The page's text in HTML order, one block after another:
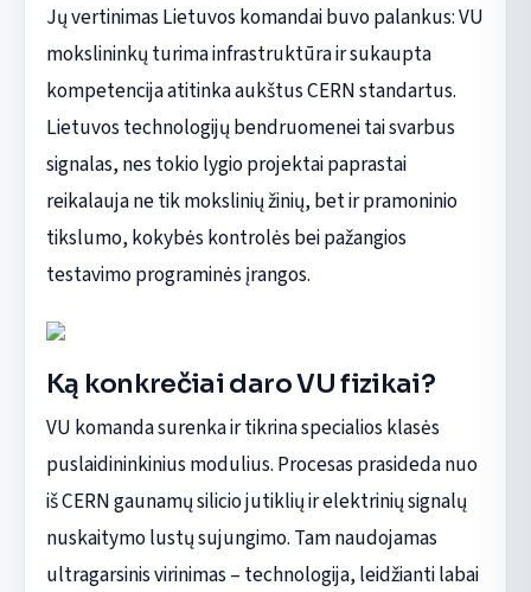
Jų vertinimas Lietuvos komandai buvo palankus: VU
mokslininkų turima infrastruktūra ir sukaupta
kompetencija atitinka aukštus CERN standartus.
Lietuvos technologijų bendruomenei tai svarbus
signalas, nes tokio lygio projektai paprastai
reikalauja ne tik mokslinių žinių, bet ir pramoninio
tikslumo, kokybės kontrolės bei pažangios
testavimo programinės įrangos.
Ką konkrečiai daro VU fizikai?
VU komanda surenka ir tikrina specialios klasės
puslaidininkinius modulius. Procesas prasideda nuo
iš CERN gaunamų silicio jutiklių ir elektrinių signalų
nuskaitymo lustų sujungimo. Tam naudojamas
ultragarsinis virinimas – technologija, leidžianti labai